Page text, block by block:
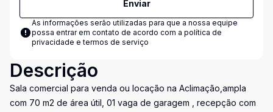
Enviar
As informações serão utilizadas para que a nossa equipe
possa entrar em contato de acordo com a política de
privacidade e termos de serviço
Descrição
Sala comercial para venda ou locação na Aclimação,ampla
com 70 m2 de área útil, 01 vaga de garagem , recepção com